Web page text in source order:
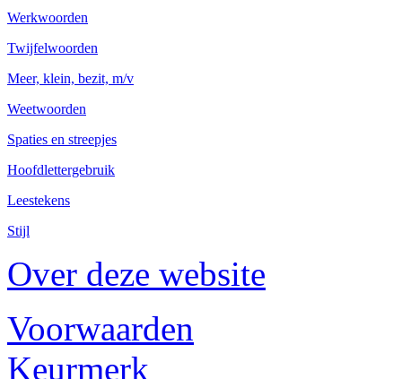
Werkwoorden
Twijfelwoorden
Meer, klein, bezit, m/v
Weetwoorden
Spaties en streepjes
Hoofdlettergebruik
Leestekens
Stijl
Over deze website
Voorwaarden
Keurmerk